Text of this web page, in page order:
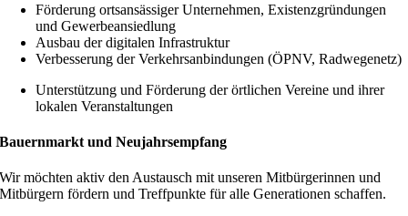
Förderung ortsansässiger Unternehmen, Existenzgründungen
und Gewerbeansiedlung
Ausbau der digitalen Infrastruktur
Verbesserung der Verkehrsanbindungen (ÖPNV, Radwegenetz)
Unterstützung und Förderung der örtlichen Vereine und ihrer
lokalen Veranstaltungen
Bauernmarkt und Neujahrsempfang
Wir möchten aktiv den Austausch mit unseren Mitbürgerinnen und
Mitbürgern fördern und Treffpunkte für alle Generationen schaffen.